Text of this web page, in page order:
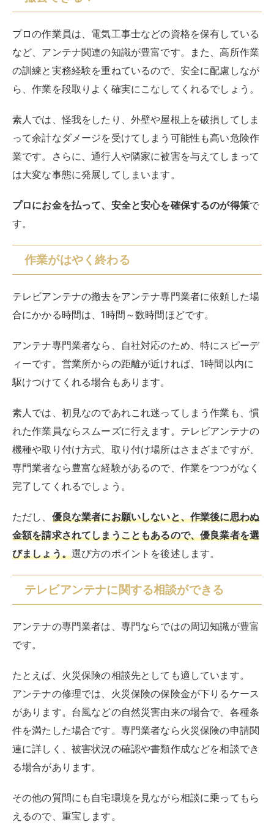
テレビアンテナに関する相談ができる
アンテナの専門業者は、専門ならではの周辺知識が豊富
です。
たとえば、火災保険の相談先としても適しています。
アンテナの修理では、火災保険の保険金が下りるケース
があります。台風などの自然災害由来の場合で、各種条
件を満たした場合です。専門業者なら火災保険の申請関
る場合があります。
えるので、重宝します。
になることがあれば質問してみましょう。業者は周辺一
帯の電波環境に詳しいです。
ただし、
本来不要な商品や修理などを勧められることも
ありえるため、業者選びは大切です。次項で詳しく解説
します。
業者を選ぶ時のポイント
テレビアンテナの撤去をスムーズかつリーズナブルに行
ってくれる業者を見つけるために、次の3つのポイント
を押さえましょう。なかには悪質な業者もあるので、安
易に契約せず、事前に比較検討してください。
過去の実績を調べる
掲載されているか、見てみましょう。